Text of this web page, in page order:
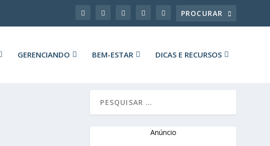
GERENCIANDO BEM-ESTAR DICAS E RECURSOS
Anúncio